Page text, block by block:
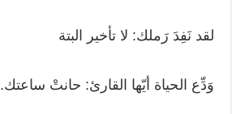
لقد نَفِدَ رَملك: لا تأخير البتة
وَدِّع الحياة أيّها القارئ: حانتْ ساعتك.